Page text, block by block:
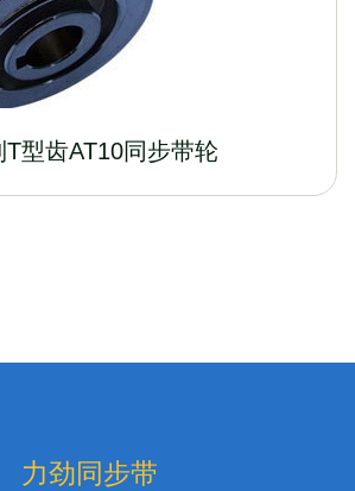
T型齿AT10同步带轮
力劲同步带